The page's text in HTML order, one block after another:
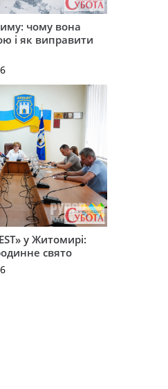
чому вона
і як виправити
у Житомирі:
свято